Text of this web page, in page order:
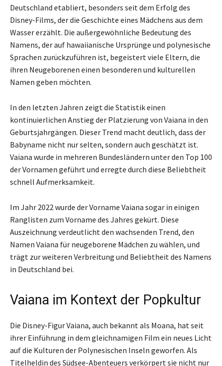
Deutschland etabliert, besonders seit dem Erfolg des
Disney-Films, der die Geschichte eines Mädchens aus dem
Wasser erzählt. Die außergewöhnliche Bedeutung des
Namens, der auf hawaiianische Ursprünge und polynesische
Sprachen zurückzuführen ist, begeistert viele Eltern, die
ihren Neugeborenen einen besonderen und kulturellen
Namen geben möchten.
In den letzten Jahren zeigt die Statistik einen
kontinuierlichen Anstieg der Platzierung von Vaiana in den
Geburtsjahrgängen. Dieser Trend macht deutlich, dass der
Babyname nicht nur selten, sondern auch geschätzt ist.
Vaiana wurde in mehreren Bundesländern unter den Top 100
der Vornamen geführt und erregte durch diese Beliebtheit
schnell Aufmerksamkeit.
Im Jahr 2022 wurde der Vorname Vaiana sogar in einigen
Ranglisten zum Vorname des Jahres gekürt. Diese
Auszeichnung verdeutlicht den wachsenden Trend, den
Namen Vaiana für neugeborene Mädchen zu wählen, und
trägt zur weiteren Verbreitung und Beliebtheit des Namens
in Deutschland bei.
Vaiana im Kontext der Popkultur
Die Disney-Figur Vaiana, auch bekannt als Moana, hat seit
ihrer Einführung in dem gleichnamigen Film ein neues Licht
auf die Kulturen der Polynesischen Inseln geworfen. Als
Titelheldin des Südsee-Abenteuers verkörpert sie nicht nur